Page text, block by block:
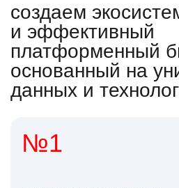
создаем
и эффективный
платформенный
основанный на
данных и
4,5